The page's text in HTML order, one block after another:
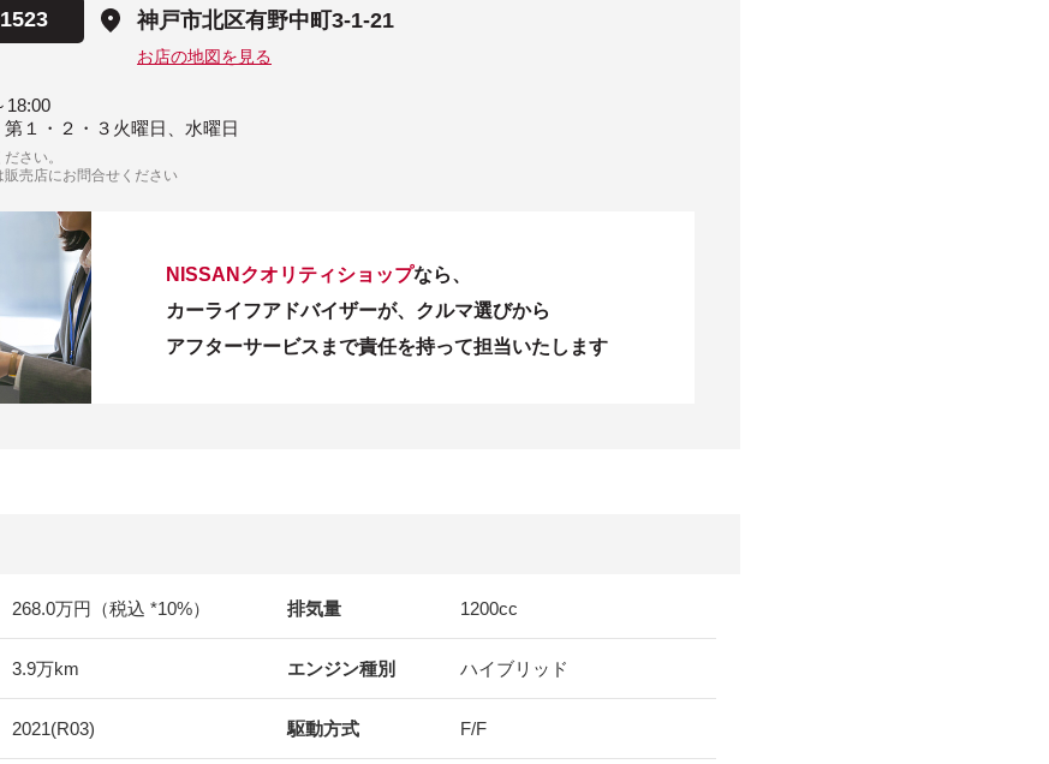
神戸市北区有野中町3-1-21
お店の地図を見る
18:00
第１・２・３火曜日、水曜日
さい。
売店にお問合せください
NISSANクオリティショップなら、
カーライフアドバイザーが、クルマ選びから
アフターサービスまで責任を持って担当いたします
268.0万円（税込 *10%） 排気量 1200cc
3.9万km エンジン種別 ハイブリッド
2021(R03) 駆動方式 F/F